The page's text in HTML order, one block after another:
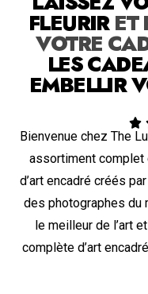
FLEURIRET
VOTRE
LES
EMBELLIR

Bienvenue chez The
assortiment complet
d’art encadré créés
des photographes du
le meilleur de l’art
complète d’art